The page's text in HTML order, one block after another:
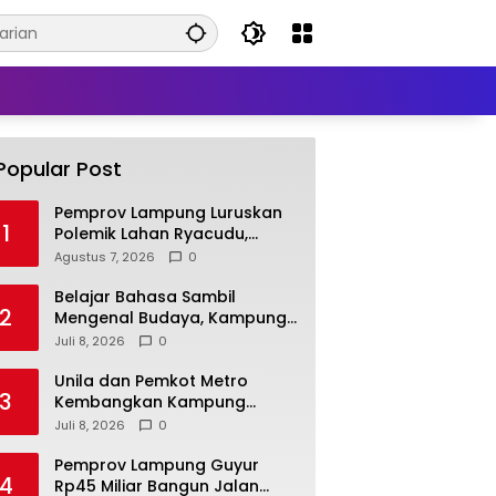
Post
1
Pemprov Lampung Luruskan
Polemik Lahan Ryacudu,
Tegaskan Tanah yang
Provinsi
Agustus 7, 2026 0
2
Belajar Bahasa Sambil
Mengenal Budaya, Kampung
Prancis Metro Diminati
Juli 8, 2026 0
3
Unila dan Pemkot Metro
Kembangkan Kampung
Prancis, Perkuat SDM
Juli 8, 2026 0
4
Pemprov Lampung Guyur
Rp45 Miliar Bangun Jalan